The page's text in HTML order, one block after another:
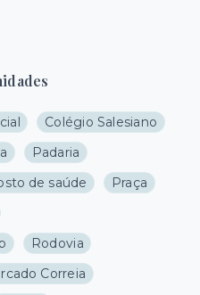
Colégio Salesiano
Padaria
de saúde
Praça
Rodovia
Correia